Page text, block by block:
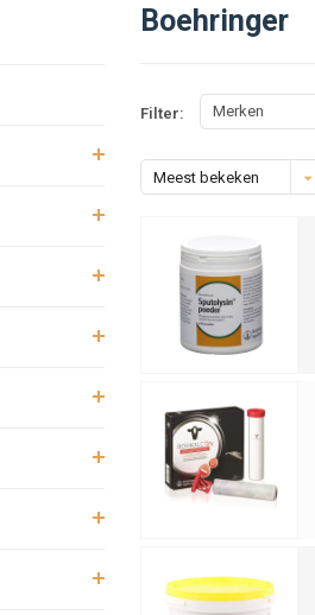
Boehringer
Filter: Merken
Meest bekeken